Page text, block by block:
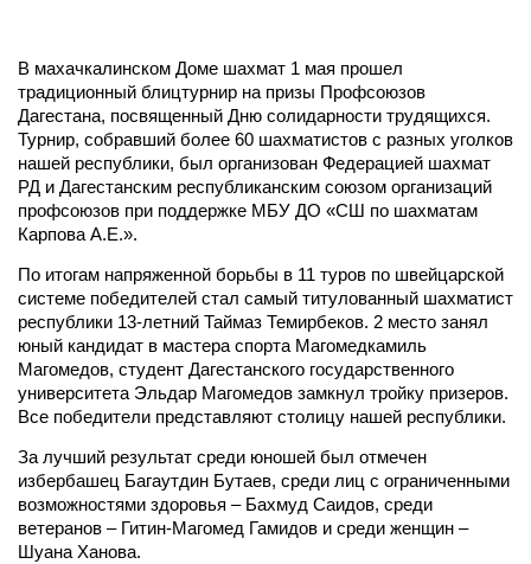
В махачкалинском Доме шахмат 1 мая прошел
традиционный блицтурнир на призы Профсоюзов
Дагестана, посвященный Дню солидарности трудящихся.
Турнир, собравший более 60 шахматистов с разных уголков
нашей республики, был организован Федерацией шахмат
РД и Дагестанским республиканским союзом организаций
профсоюзов при поддержке МБУ ДО «СШ по шахматам
Карпова А.Е.».
По итогам напряженной борьбы в 11 туров по швейцарской
системе победителей стал самый титулованный шахматист
республики 13-летний Таймаз Темирбеков. 2 место занял
юный кандидат в мастера спорта Магомедкамиль
Магомедов, студент Дагестанского государственного
университета Эльдар Магомедов замкнул тройку призеров.
Все победители представляют столицу нашей республики.
За лучший результат среди юношей был отмечен
избербашец Багаутдин Бутаев, среди лиц с ограниченными
возможностями здоровья – Бахмуд Саидов, среди
ветеранов – Гитин-Магомед Гамидов и среди женщин –
Шуана Ханова.